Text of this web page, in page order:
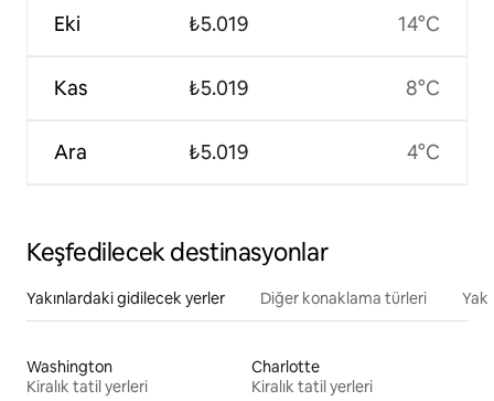
Eki
Kas
Ara
₺5.019
₺5.019
₺5.019
14°C
8°C
4°C
Keşfedilecek destinasyonlar
Yakınlardaki gidilecek yerler Diğer konaklama türleri
Washington
Kiralık tatil yerleri
Charlotte
Kiralık tatil yerleri